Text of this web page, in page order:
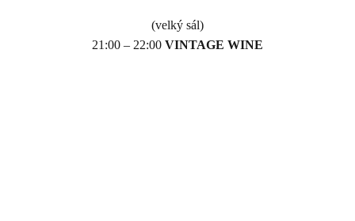
(velký sál)
21:00 – 22:00 VINTAGE WINE